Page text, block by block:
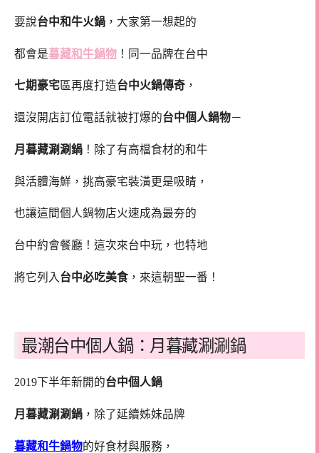
要說台中和牛火鍋 ，大家第一想起的
都會是暮藏和牛鍋物 ！同一品牌在台中
七期豪宅區再度打造台中火鍋傳奇 ，
還沒開店訂位電話就被打爆的台中個人鍋物－
月暮藏涮涮鍋 ！除了有高檔食材的和牛
與活體海鮮，挑高豪宅裝潢更是吸睛，
也讓這間個人鍋物店火速成為最夯的
台中約會餐廳！這次來台中玩，也特地
將它列入 台中必吃美食 ，來這朝聖一番！
最潮台中個人鍋：月暮藏涮涮鍋
2019下半年新開的台中個人鍋
月暮藏涮涮鍋 ，除了延續姊妹品牌
暮藏和牛鍋物的好食材與服務，